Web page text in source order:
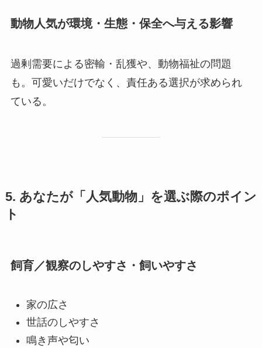
動物人気が環境・生態・保全へ与える影響
過剰需要による密輸・乱獲や、動物福祉の問題
も。可愛いだけでなく、責任ある選択が求められ
ている。
5. あなたが「人気動物」を選ぶ際のポイン
ト
飼育／観察のしやすさ・飼いやすさ
家の広さ
世話のしやすさ
鳴き声や匂い